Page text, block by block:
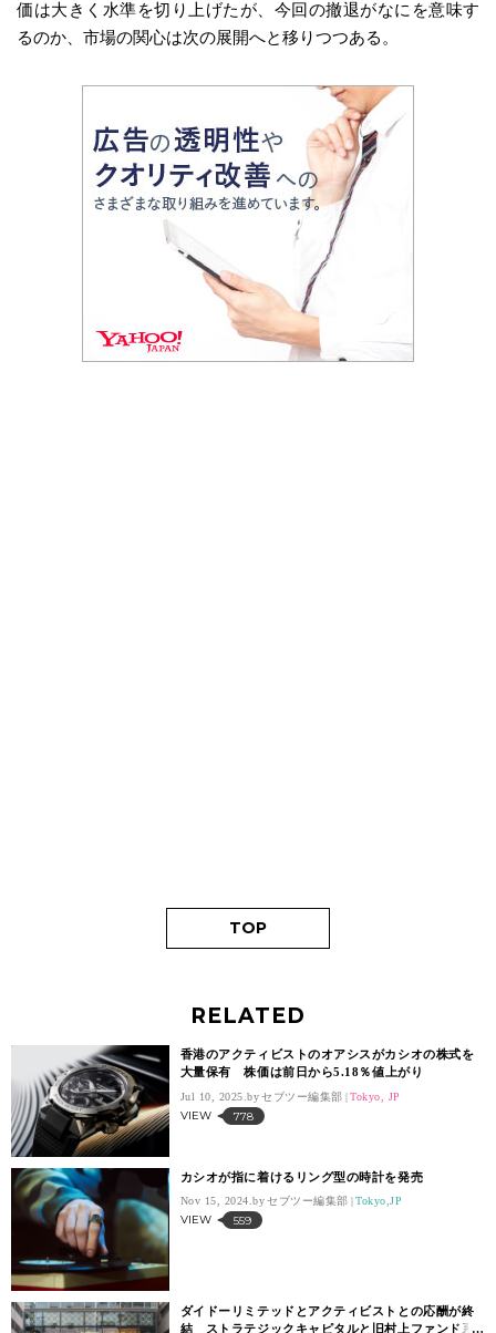
価は大きく水準を切り上げたが、今回の撤退がなにを意味す
るのか、市場の関心は次の展開へと移りつつある。
TOP
RELATED
香港のアクティビストのオアシスがカシオの株式を
大量保有 株価は前日から5.18％値上がり
Jul 10, 2025. セブツー編集部 Tokyo, JP
VIEW 778
カシオが指に着けるリング型の時計を発売
Nov 15, 2024. セブツー編集部 Tokyo,JP
VIEW 559
ダイドーリミテッドとアクティビストとの応酬が終
結 ストラテジックキャピタルと旧村上ファンド系